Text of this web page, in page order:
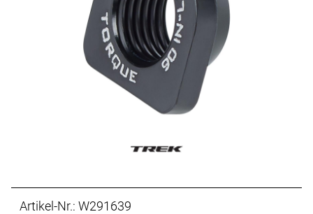
Artikel-Nr.: W291639